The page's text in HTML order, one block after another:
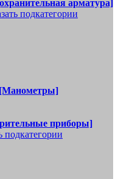
арматура]
подкатегории
[Манометры]
приборы]
подкатегории